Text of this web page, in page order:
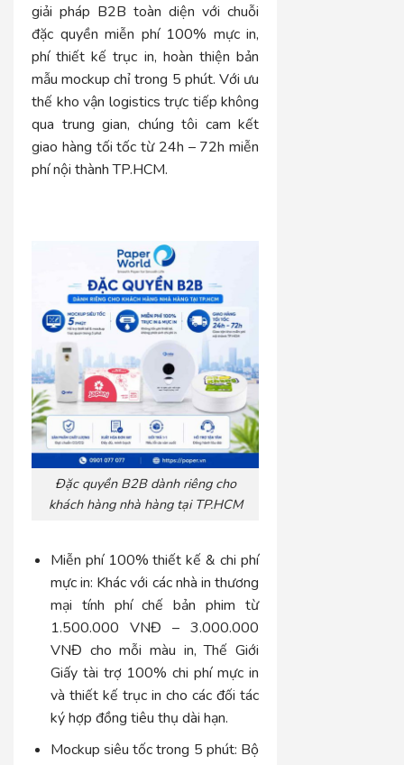
giải pháp B2B toàn diện với chuỗi
đặc quyền miễn phí 100% mực in,
phí thiết kế trục in, hoàn thiện bản
mẫu mockup chỉ trong 5 phút. Với ưu
thế kho vận logistics trực tiếp không
qua trung gian, chúng tôi cam kết
giao hàng tối tốc từ 24h – 72h miễn
phí nội thành TP.HCM.
Đặc quyền B2B dành riêng cho
khách hàng nhà hàng tại TP.HCM
Miễn phí 100% thiết kế & chi phí
mực in: Khác với các nhà in thương
mại tính phí chế bản phim từ
1.500.000 VNĐ – 3.000.000
VNĐ cho mỗi màu in, Thế Giới
Giấy tài trợ 100% chi phí mực in
và thiết kế trục in cho các đối tác
ký hợp đồng tiêu thụ dài hạn.
Mockup siêu tốc trong 5 phút: Bộ